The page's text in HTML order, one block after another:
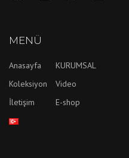
MENÜ
Anasayfa
KURUMSAL
Koleksiyon
Video
İletişim
E-shop